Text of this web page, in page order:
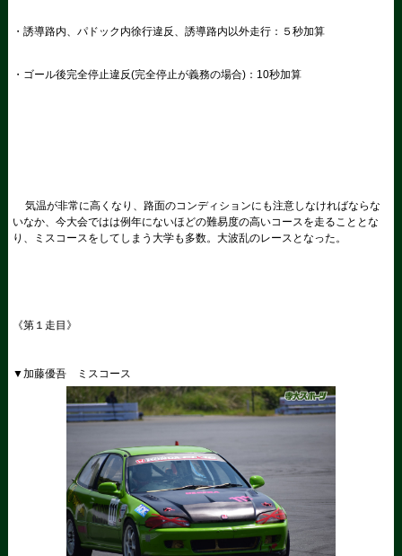
・誘導路内、パドック内徐行違反、誘導路内以外走行：５秒加算
・ゴール後完全停止違反(完全停止が義務の場合)： 10秒加算
気温が非常に高くなり、路面のコンディションにも注意しなければならな
いなか、今大会ではは例年にないほどの難易度の高いコースを走ることとな
り、ミスコースをしてしまう大学も多数。大波乱のレースとなった。
《第１走目》
▼加藤優吾 ミスコース